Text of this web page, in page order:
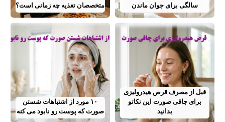
سالگی برای جوان ماندن
متخصصان تغذیه چه زمانی است؟
قبل از مصرف قرص هیدرولیزی
برای چاقی صورت این نکاتو
بدانید
۱۰ مورد از اشتباهات شستن
صورت که پوست رو نابود می کنه